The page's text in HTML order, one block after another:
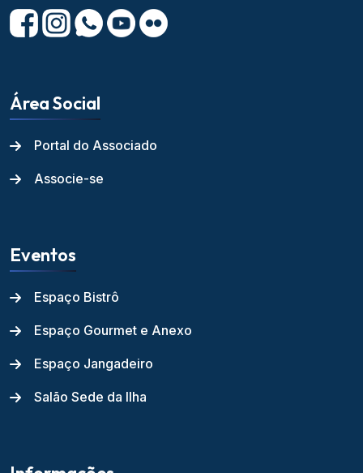
Área Social
Portal do Associado
Associe-se
Eventos
Espaço Bistrô
Espaço Gourmet e Anexo
Espaço Jangadeiro
Salão Sede da Ilha